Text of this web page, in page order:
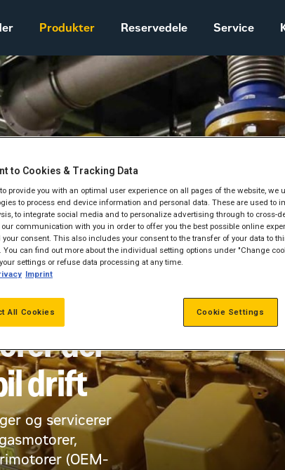
Produkter Reservedele Service
Vores historie
Salgs- og
Construction
Equipment
terms -
der
drift
og servicerer
(OEM-
to Cookies & Tracking Data
provide you with an optimal user experience on all pages of the website, we
to process end device information and personal data. These are used to
to integrate social media and to personalize advertising through to cross-
communication with you in order to offer you the best possible online
your consent. This also includes your consent to the transfer of your data to
You can find out more about the individual setting options under "Change
settings or refuse data processing at any time.
Imprint
All Cookies Cookie Settings